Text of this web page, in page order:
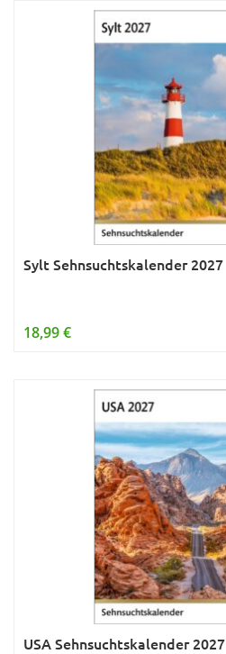
Sylt Sehnsuchtskalender 2027
18,99 €
USA Sehnsuchtskalender 2027